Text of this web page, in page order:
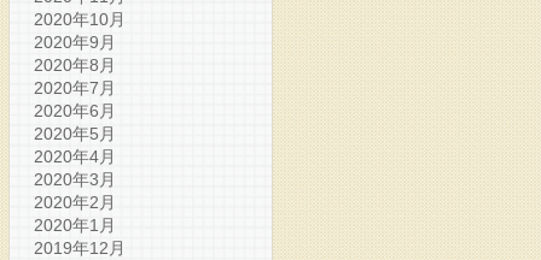
2020年10月
2020年9月
2020年8月
2020年7月
2020年6月
2020年5月
2020年4月
2020年3月
2020年2月
2020年1月
2019年12月